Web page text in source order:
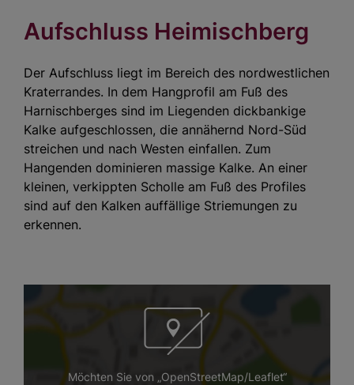
Aufschluss Heimischberg
Der Aufschluss liegt im Bereich des nordwestlichen
Kraterrandes. In dem Hangprofil am Fuß des
Harnischberges sind im Liegenden dickbankige
Kalke aufgeschlossen, die annähernd Nord-Süd
streichen und nach Westen einfallen. Zum
Hangenden dominieren massige Kalke. An einer
kleinen, verkippten Scholle am Fuß des Profiles
sind auf den Kalken auffällige Striemungen zu
erkennen.
Möchten Sie von „OpenStreetMap/Leaflet“